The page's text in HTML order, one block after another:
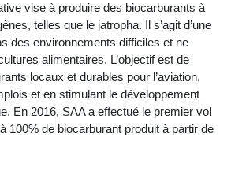
vise à produire des biocarburants à
telles que le jatropha. Il s’agit d’une
des environnements difficiles et ne
alimentaires. L’objectif est de
locaux et durables pour l’aviation.
et en stimulant le développement
En 2016, SAA a effectué le premier vol
100% de biocarburant produit à partir de